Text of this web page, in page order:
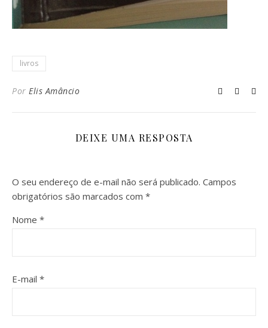
livros
Por Elis Amâncio
DEIXE UMA RESPOSTA
O seu endereço de e-mail não será publicado. Campos
obrigatórios são marcados com *
Nome *
E-mail *